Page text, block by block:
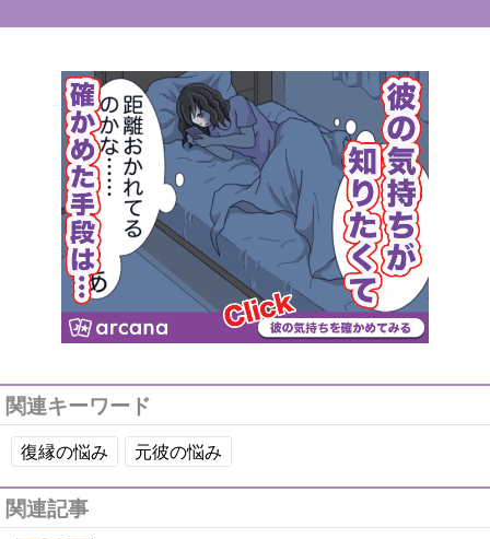
関連キーワード
復縁の悩み 元彼の悩み
関連記事